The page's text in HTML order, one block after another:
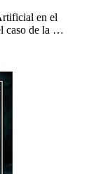
en el
caso de la …